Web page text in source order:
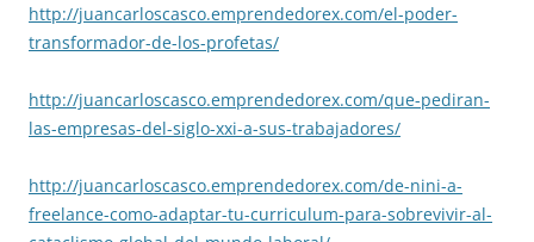
http://juancarloscasco.emprendedorex.com/el-poder-
transformador-de-los-profetas/
http://juancarloscasco.emprendedorex.com/que-pediran-
las-empresas-del-siglo-xxi-a-sus-trabajadores/
http://juancarloscasco.emprendedorex.com/de-nini-a-
freelance-como-adaptar-tu-curriculum-para-sobrevivir-al-